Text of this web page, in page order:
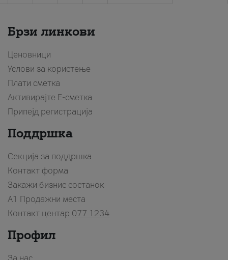
Брзи линкови
Ценовници
Услови за користење
Плати сметка
Активирајте Е-сметка
Припејд регистрација
Поддршка
Секција за поддршка
Контакт форма
Закажи бизнис состанок
A1 Продажни места
Контакт центар 077 1234
Профил